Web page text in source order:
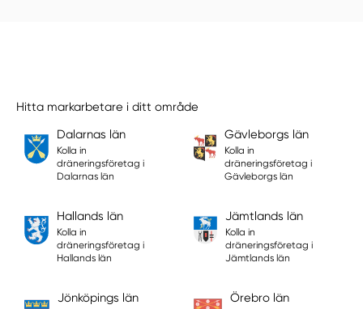
Hitta markarbetare i ditt område
Dalarnas län
Kolla in
dräneringsföretag i
Dalarnas län
Gävleborgs län
Kolla in
dräneringsföretag i
Gävleborgs län
Hallands län
Kolla in
dräneringsföretag i
Hallands län
Jämtlands län
Kolla in
dräneringsföretag i
Jämtlands län
Jönköpings län Örebro län